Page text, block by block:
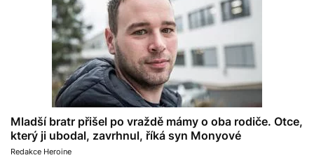
Mladší bratr přišel po vraždě mámy o oba rodiče. Otce,
který ji ubodal, zavrhnul, říká syn Monyové
Redakce Heroine